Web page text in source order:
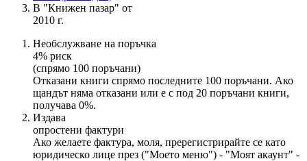
В "Книжен пазар" от
2010 г.
Необслужване на поръчка
4% риск
(спрямо 100 поръчани)
Отказани книги спрямо последните 100 поръчани. Ако
щандът няма отказани или е с под 20 поръчани книги,
получава 0%.
Издава
опростени фактури
Ако желаете фактура, моля, пререгистрирайте се като
юридическо лице през ("Моето меню") - "Моят акаунт" -